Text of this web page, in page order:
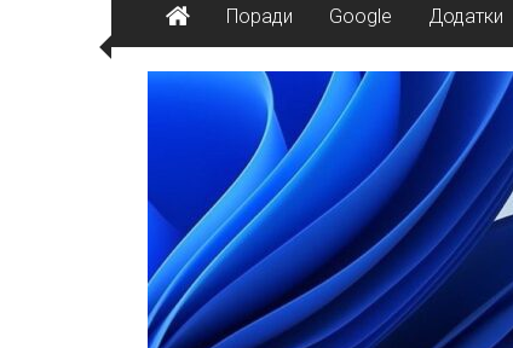
Поради Google Додатки